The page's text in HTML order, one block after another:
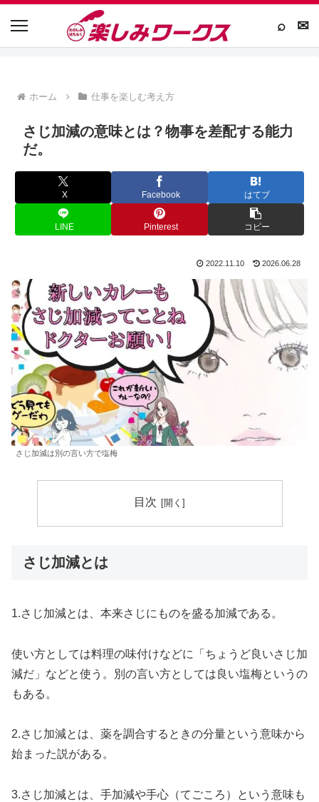
⌕ ✉
ホーム 仕事を楽しむ考え方
さじ加減の意味とは？物事を差配する能力
だ。
X Facebook はてブ
LINE Pinterest コピー
2022.11.10 2026.06.28
さじ加減は別の言い方で塩梅
目次
さじ加減とは
1.さじ加減とは、本来さじにものを盛る加減である。
使い方としては料理の味付けなどに「ちょうど良いさじ加
減だ」などと使う。別の言い方としては良い塩梅というの
もある。
2.さじ加減とは、薬を調合するときの分量という意味から
始まった説がある。
3.さじ加減とは、手加減や手心（てごころ）という意味も